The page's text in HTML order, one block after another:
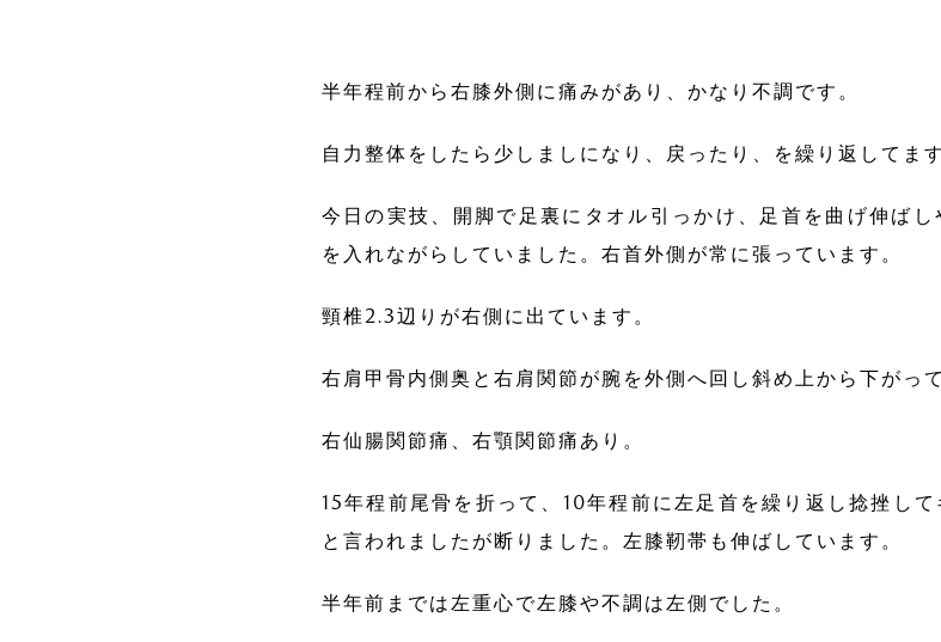
半年程前から右膝外側に痛みがあり、かなり不調です。
自力整体をしたら少しましになり、戻ったり、を繰り返してます
今日の実技、開脚で足裏にタオル引っかけ、足首を曲げ伸ば
を入れながらしていました。右首外側が常に張っています。
頸椎2.3辺りが右側に出ています。
右肩甲骨内側奥と右肩関節が腕を外側へ回し斜め上から下がっ
右仙腸関節痛、右顎関節痛あり。
15年程前尾骨を折って、10年程前に左足首を繰り返し捻挫し
と言われましたが断りました。左膝靭帯も伸ばしています。
半年前までは左重心で左膝や不調は左側でした。